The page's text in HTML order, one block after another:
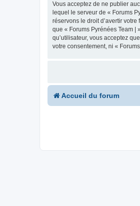
Vous acceptez de ne publier
lequel le serveur de « Forums
réservons le droit d’avertir
que « Forums Pyrénées Team |
qu’utilisateur, vous acceptez
votre consentement, ni «
Accueil du forum